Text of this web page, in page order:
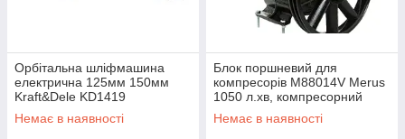
Орбітальна шліфмашина
електрична 125мм 150мм
Kraft&Dele KD1419
шліфмашина електрична
Немає в наявності
Блок поршневий для
компресорів M88014V Merus
1050 л.хв, компресорний
блок 90 мм
Немає в наявності